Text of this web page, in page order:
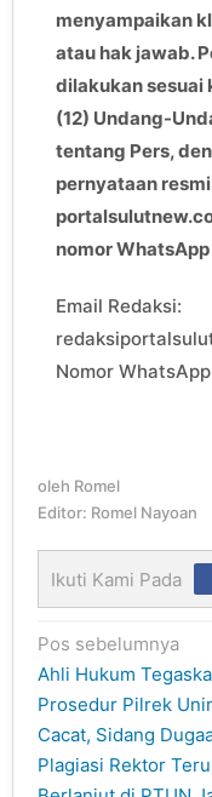
menyampaikan
atau hak jawab.
dilakukan sesuai
(12) Undang-
tentang Pers,
pernyataan
nomor
Email Redaksi:
Nomor
oleh Romel
Editor: Romel Nayoan
Ikuti Kami Pada
Navigasi
pos
Pos sebelumnya
Ahli Hukum
Prosedur Pilrek
Cacat, Sidang
Plagiasi Rektor